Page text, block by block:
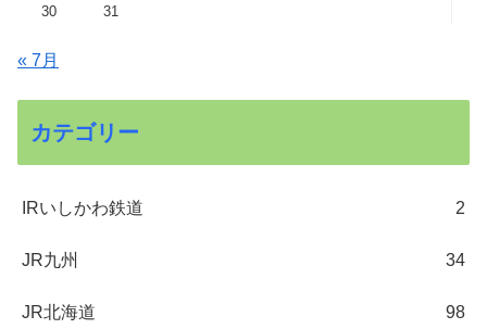
30
31
« 7月
カテゴリー
IRいしかわ鉄道 2
JR九州 34
JR北海道 98